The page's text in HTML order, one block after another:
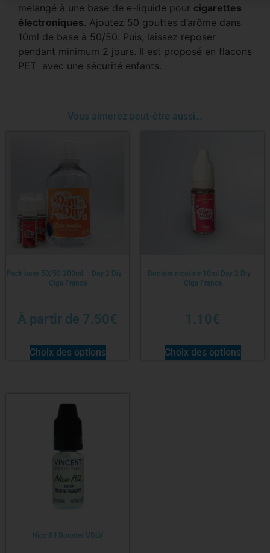
mélangé à une base de e-liquide pour cigarettes
électroniques. Ajoutez 50 gouttes d’arôme dans
10ml de base à 50/50. Puis, laissez reposer
pendant minimum 2 jours. Il est proposé en flacons
PET avec une sécurité enfants.
Vous aimerez peut-être aussi…
Pack base 50/50 200ml – Day 2 Diy –
Ciga France
À partir de 7.50€
Choix des options
Booster nicotine 10ml Day 2 Diy –
Ciga France
1.10€
Choix des options
Nico fill Booster VDLV